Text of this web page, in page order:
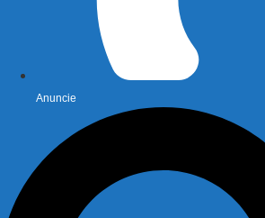
Anuncie